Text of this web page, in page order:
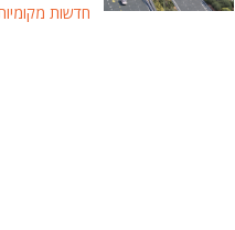
חדשות